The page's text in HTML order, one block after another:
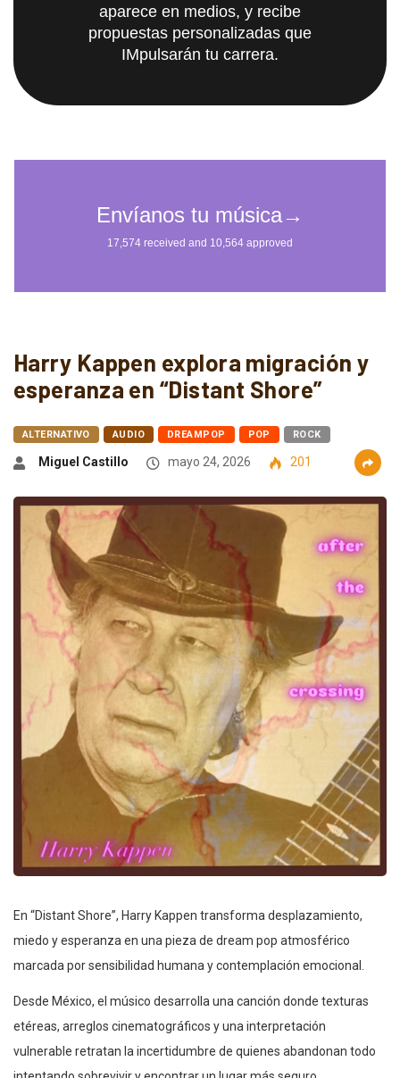
aparece en medios, y recibe
propuestas personalizadas que
IMpulsarán tu carrera.
Harry Kappen explora migración y
esperanza en “Distant Shore”
ALTERNATIVO AUDIO DREAMPOP POP ROCK
Miguel Castillo mayo 24, 2026 201
En “Distant Shore”, Harry Kappen transforma desplazamiento,
miedo y esperanza en una pieza de dream pop atmosférico
marcada por sensibilidad humana y contemplación emocional.
Desde México, el músico desarrolla una canción donde texturas
etéreas, arreglos cinematográficos y una interpretación
vulnerable retratan la incertidumbre de quienes abandonan todo